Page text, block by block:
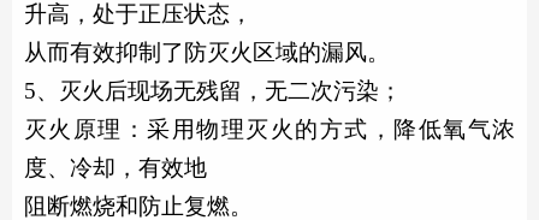
升高，处于正压状态，
从而有效抑制了防灭火区域的漏风。
5、灭火后现场无残留，无二次污染；
灭火原理：采用物理灭火的方式，降低氧气浓
度、冷却，有效地
阻断燃烧和防止复燃。